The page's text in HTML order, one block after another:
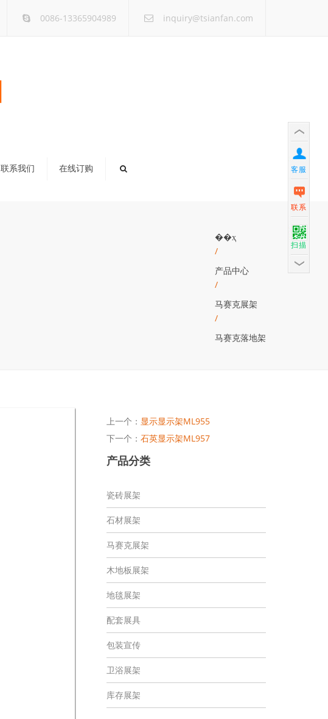
0086-13365904989 inquiry@tsianfan.com
联系我们 在线订购
��ҳ
/
产品中心
/
马赛克展架
/
马赛克落地架
上一个： 显示显示架ML955
下一个： 石英显示架ML957
产品分类
瓷砖展架
石材展架
马赛克展架
木地板展架
地毯展架
配套展具
包装宣传
卫浴展架
库存展架
客服
联系
扫描